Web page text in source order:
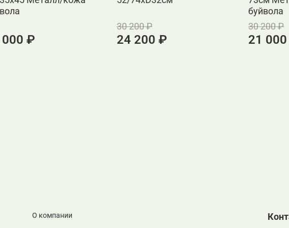
000 ₽
30 200 ₽
24 200 ₽
буйвола
30 200 ₽
21
О компании